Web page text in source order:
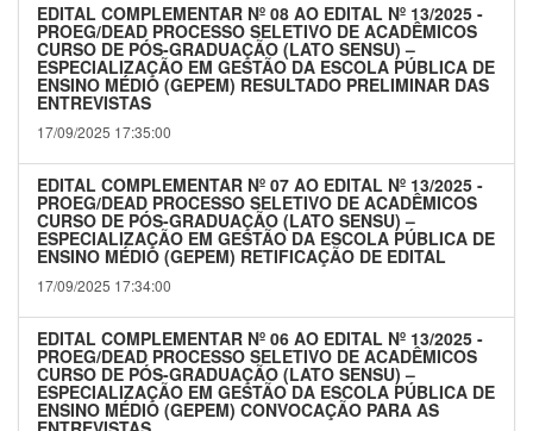
EDITAL COMPLEMENTAR Nº 08 AO EDITAL Nº 13/2025 -
PROEG/DEAD PROCESSO SELETIVO DE ACADÊMICOS
CURSO DE PÓS-GRADUAÇÃO (LATO SENSU) –
ESPECIALIZAÇÃO EM GESTÃO DA ESCOLA PÚBLICA DE
ENSINO MÉDIO (GEPEM) RESULTADO PRELIMINAR DAS
ENTREVISTAS
17/09/2025 17:35:00
EDITAL COMPLEMENTAR Nº 07 AO EDITAL Nº 13/2025 -
PROEG/DEAD PROCESSO SELETIVO DE ACADÊMICOS
CURSO DE PÓS-GRADUAÇÃO (LATO SENSU) –
ESPECIALIZAÇÃO EM GESTÃO DA ESCOLA PÚBLICA DE
ENSINO MÉDIO (GEPEM) RETIFICAÇÃO DE EDITAL
17/09/2025 17:34:00
EDITAL COMPLEMENTAR Nº 06 AO EDITAL Nº 13/2025 -
PROEG/DEAD PROCESSO SELETIVO DE ACADÊMICOS
CURSO DE PÓS-GRADUAÇÃO (LATO SENSU) –
ESPECIALIZAÇÃO EM GESTÃO DA ESCOLA PÚBLICA DE
ENSINO MÉDIO (GEPEM) CONVOCAÇÃO PARA AS